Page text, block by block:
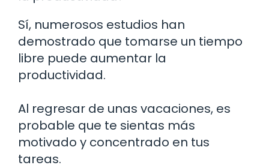
Sí, numerosos estudios han
demostrado que tomarse un tiempo
libre puede aumentar la
productividad.
Al regresar de unas vacaciones, es
probable que te sientas más
motivado y concentrado en tus
tareas.